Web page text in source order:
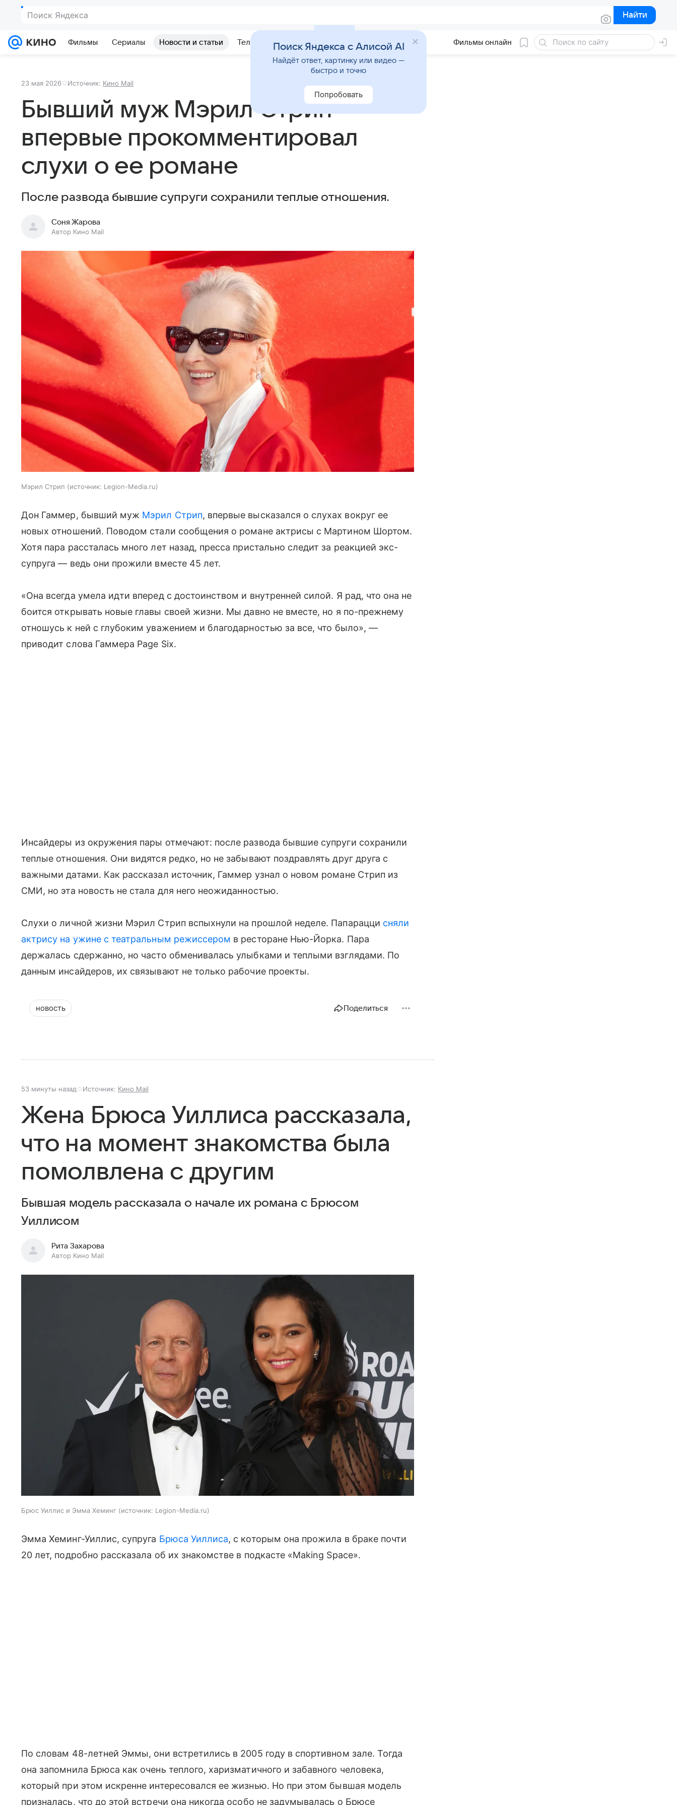
Поиск Яндекса Найти
Найти
Фильмы Сериалы Новости и статьи Телепрограмма Фильмы онлайн
23 мая 2026 Источник: Кино Mail
Бывший муж Мэрил Стрип
впервые прокомментировал
слухи о ее романе
После развода бывшие супруги сохранили теплые отношения.
Соня Жарова
Автор Кино Mail
Мэрил Стрип источник: Legion-Media.ru
Дон Гаммер, бывший муж Мэрил Стрип, впервые высказался о слухах вокруг ее
новых отношений. Поводом стали сообщения о романе актрисы с Мартином Шортом.
Хотя пара рассталась много лет назад, пресса пристально следит за реакцией экс-
супруга — ведь они прожили вместе 45 лет.
«Она всегда умела идти вперед с достоинством и внутренней силой. Я рад, что она не
боится открывать новые главы своей жизни. Мы давно не вместе, но я по-прежнему
отношусь к ней с глубоким уважением и благодарностью за все, что было», —
приводит слова Гаммера Page Six.
Инсайдеры из окружения пары отмечают: после развода бывшие супруги сохранили
теплые отношения. Они видятся редко, но не забывают поздравлять друг друга с
важными датами. Как рассказал источник, Гаммер узнал о новом романе Стрип из
СМИ, но эта новость не стала для него неожиданностью.
Слухи о личной жизни Мэрил Стрип вспыхнули на прошлой неделе. Папарацци сняли
актрису на ужине с театральным режиссером в ресторане Нью-Йорка. Пара
держалась сдержанно, но часто обменивалась улыбками и теплыми взглядами. По
данным инсайдеров, их связывают не только рабочие проекты.
новость Поделиться
53 минуты назад Источник: Кино Mail
Жена Брюса Уиллиса рассказала,
что на момент знакомства была
помолвлена с другим
Бывшая модель рассказала о начале их романа с Брюсом
Уиллисом
Рита Захарова
Автор Кино Mail
Брюс Уиллис и Эмма Хеминг источник: Legion-Media.ru
Эмма Хеминг-Уиллис, супруга Брюса Уиллиса, с которым она прожила в браке почти
20 лет, подробно рассказала об их знакомстве в подкасте «Making Space».
По словам 48-летней Эммы, они встретились в 2005 году в спортивном зале. Тогда
она запомнила Брюса как очень теплого, харизматичного и забавного человека,
который при этом искренне интересовался ее жизнью. Но при этом бывшая модель
призналась, что до этой встречи она никогда особо не задумывалась о Брюсе
Поиск Яндекса с Алисой AI
Найдёт ответ, картинку или видео —
быстро и точно
Попробовать